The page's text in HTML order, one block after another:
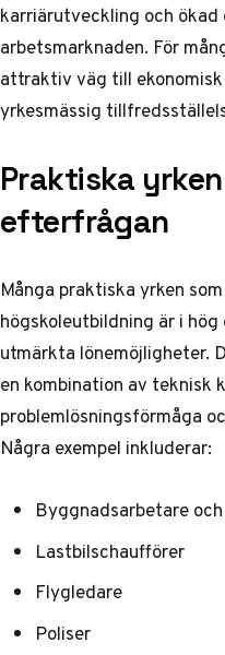
karriärutveckling och
arbetsmarknaden. För
attraktiv väg till
yrkesmässig
Praktiska
efterfrågan
Många praktiska yrken
högskoleutbildning är i
utmärkta lönemöjligheter.
en kombination av teknisk
problemlösningsförmåga
Några exempel inkluderar:
Byggnadsarbetare
Lastbilschaufförer
Flygledare
Poliser